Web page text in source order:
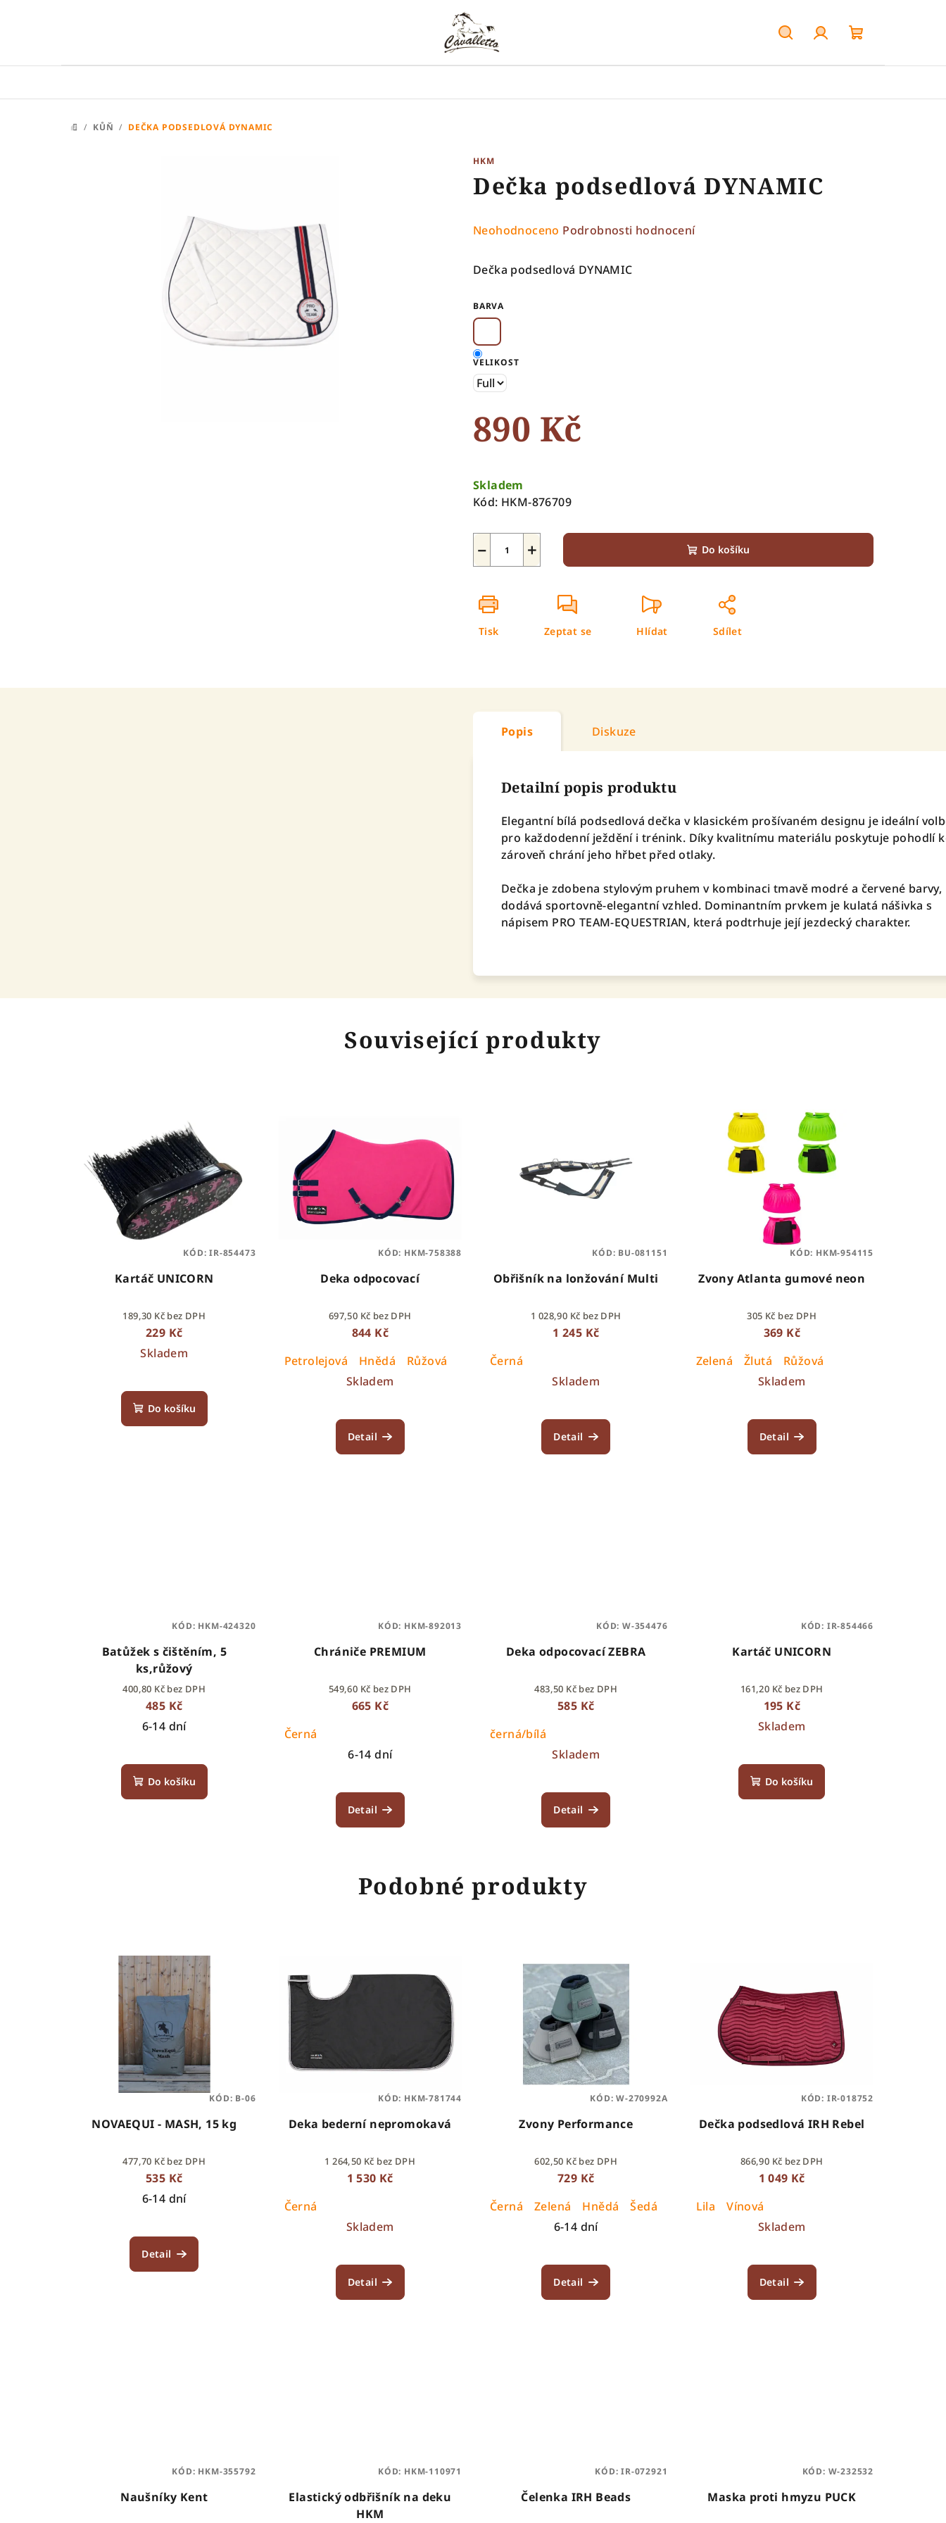
košík
DOMŮ
/ KŮŇ / DEČKA PODSEDLOVÁ DYNAMIC
HKM
Dečka podsedlová DYNAMIC
Průměrné
produktu
z
hvězdiček.
Neohodnoceno Podrobnosti hodnocení
Dečka podsedlová DYNAMIC
BARVA
VELIKOST
890 Kč
cena:
Skladem
Kód: HKM-876709
+
− Do košíku
Tisk Zeptat se Hlídat Sdílet
Popis Diskuze
Detailní popis produktu
Elegantní bílá podsedlová dečka v klasickém prošívaném designu je ideální
pro každodenní ježdění i trénink. Díky kvalitnímu materiálu poskytuje pohodlí
zároveň chrání jeho hřbet před otlaky.
Dečka je zdobena stylovým pruhem v kombinaci tmavě modré a červené
dodává sportovně-elegantní vzhled. Dominantním prvkem je kulatá nášivka s
nápisem PRO TEAM-EQUESTRIAN, která podtrhuje její jezdecký charakter.
Související produkty
Kartáč UNICORN
189,30 Kč bez DPH
229 Kč
Skladem
Do košíku
KÓD:IR-854473
Deka odpocovací
697,50 Kč bez DPH
844 Kč
Petrolejová
Hnědá
Růžová
Skladem
Detail
KÓD: HKM-758388
Obřišník na lonžování Multi
1 028,90 Kč bez DPH
1 245 Kč
Černá
Skladem
Detail
KÓD: BU-081151
Zvony Atlanta gumové neon
305 Kč bez DPH
369 Kč
Zelená
Žlutá
Růžová
Skladem
Detail
KÓD: HKM-954115
Batůžek s čištěním, 5
ks,růžový
400,80 Kč bez DPH
485 Kč
6-14 dní
Do košíku
KÓD: HKM-424320
Chrániče PREMIUM
549,60 Kč bez DPH
665 Kč
Černá
6-14 dní
Detail
KÓD: HKM-892013
Deka odpocovací ZEBRA
483,50 Kč bez DPH
585 Kč
černá/bílá
Skladem
Detail
KÓD:W-354476
Kartáč UNICORN
161,20 Kč bez DPH
195 Kč
Skladem
Do košíku
KÓD: IR-854466
Podobné produkty
NOVAEQUI - MASH, 15 kg
477,70 Kč bez DPH
535 Kč
6-14 dní
Detail
KÓD: B-06
Deka bederní nepromokavá
1 264,50 Kč bez DPH
1 530 Kč
Černá
Skladem
Detail
KÓD: HKM-781744
Zvony Performance
602,50 Kč bez DPH
729 Kč
Černá
Zelená Hnědá Šedá
Šalvějová
6-14 dní
Detail
KÓD:W-270992A
Dečka podsedlová IRH Rebel
866,90 Kč bez DPH
1 049 Kč
Lila
Vínová
Skladem
Detail
KÓD: IR-018752
Naušníky Kent
KÓD: HKM-355792
Elastický odbřišník na deku
HKM
KÓD: HKM-110971
Čelenka IRH Beads
KÓD:IR-072921
Maska proti hmyzu PUCK
KÓD: W-232532